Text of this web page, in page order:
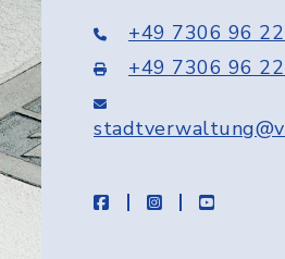
+49 7306 96
+49 7306 96
facebookinstagramyoutube